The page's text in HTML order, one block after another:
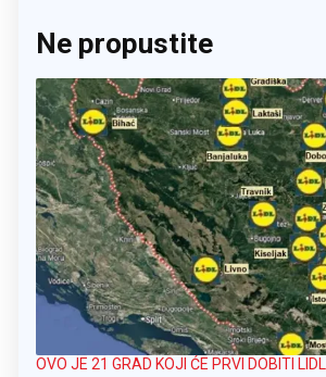
Ne propustite
OVO JE 21 GRAD KOJI ĆE PRVI DOBITI LIDL